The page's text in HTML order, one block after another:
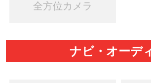
全方位カメラ
ナビ・オーデ